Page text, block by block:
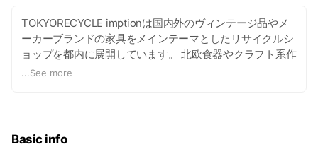
TOKYORECYCLE imptionは国内外のヴィンテージ品やメ
ーカーブランドの家具をメインテーマとしたリサイクルシ
ョップを都内に展開しています。 北欧食器やクラフト系作
家のうつわなども取扱い、店内には様々なインテリアが並
のモノを皆様にお届けします。
...See more
Basic info